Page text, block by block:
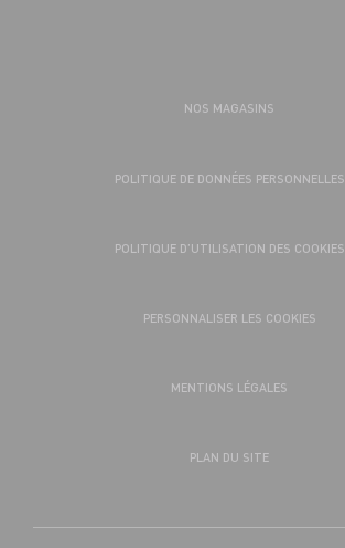
NOS MAGASINS
POLITIQUE DE DONNÉES PERSONNELLES
POLITIQUE D’UTILISATION DES COOKIES
PERSONNALISER LES COOKIES
MENTIONS LÉGALES
PLAN DU SITE